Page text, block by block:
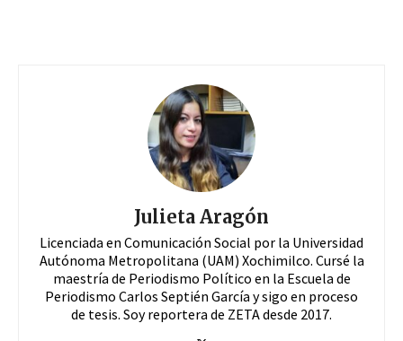
Julieta Aragón
Licenciada en Comunicación Social por la Universidad
Autónoma Metropolitana (UAM) Xochimilco. Cursé la
maestría de Periodismo Político en la Escuela de
Periodismo Carlos Septién García y sigo en proceso
de tesis. Soy reportera de ZETA desde 2017.